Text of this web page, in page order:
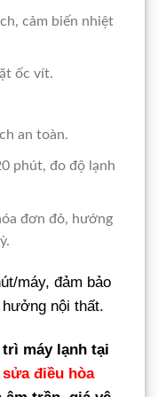
cảm biến nhiệt
ốc vít.
an toàn.
phút, đo độ lạnh
đơn đỏ, hướng
máy, đảm bảo
nội thất.
trì máy lạnh tại
sửa điều hòa